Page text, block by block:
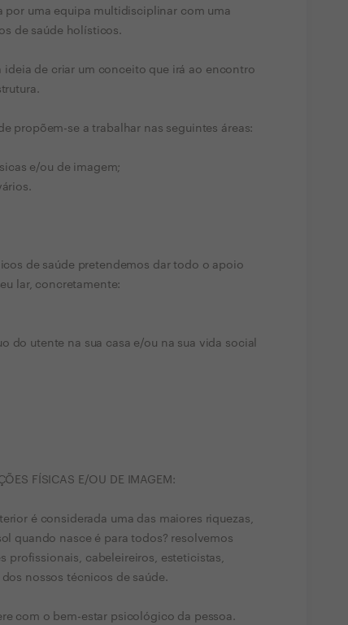
por uma equipa multidisciplinar com uma
de saúde holísticos.
ideia de criar um conceito que irá ao encontro
propõem-se a trabalhar nas seguintes áreas:
e/ou de imagem;
de saúde pretendemos dar todo o apoio
lar, concretamente:
do utente na sua casa e/ou na sua vida social
FÍSICAS E/OU DE IMAGEM:
é considerada uma das maiores riquezas,
quando nasce é para todos? resolvemos
profissionais, cabeleireiros, esteticistas,
nossos técnicos de saúde.
com o bem-estar psicológico da pessoa.